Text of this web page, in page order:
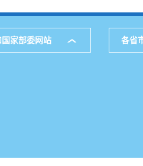
家部委网站 各省
滇